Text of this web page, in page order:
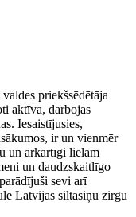
priekšsēdētāja
aktīva, darbojas
Iesaistījusies,
ir un vienmēr
un ārkārtīgi lielām
un daudzskaitlīgo
sevi arī
Latvijas siltasiņu zirgu